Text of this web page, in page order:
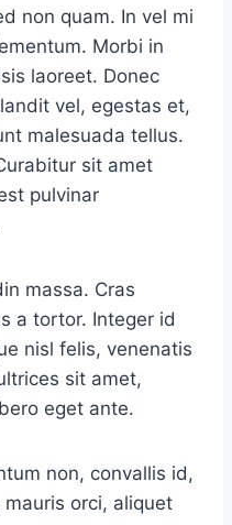
non quam. In vel mi
Morbi in
laoreet. Donec
vel, egestas et,
malesuada tellus.
sit amet
pulvinar
massa. Cras
a tortor. Integer id
nisl felis, venenatis
sit amet,
eget ante.
non, convallis id,
orci, aliquet